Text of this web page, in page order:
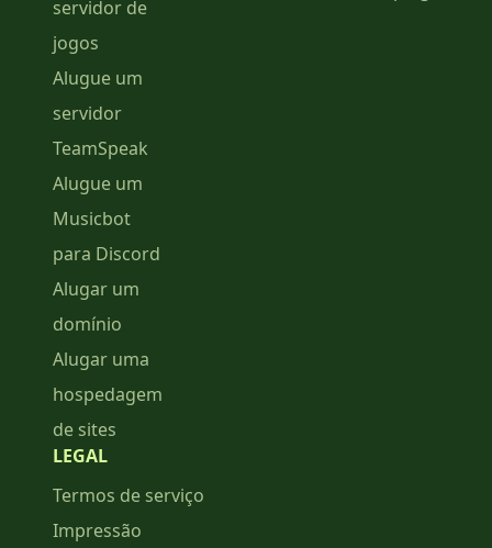
servidor de
jogos
Alugue um
servidor
TeamSpeak
Alugue um
Musicbot
para Discord
Alugar um
domínio
Alugar uma
hospedagem
de sites
LEGAL
Termos de serviço
Impressão